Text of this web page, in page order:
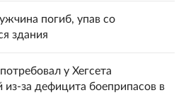
погиб, упав со
здания
у Хегсета
из-за дефицита боеприпасов в